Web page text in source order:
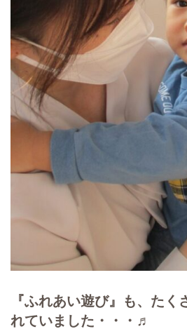
『ふれあい遊び』も、たく
れていました・・・♬